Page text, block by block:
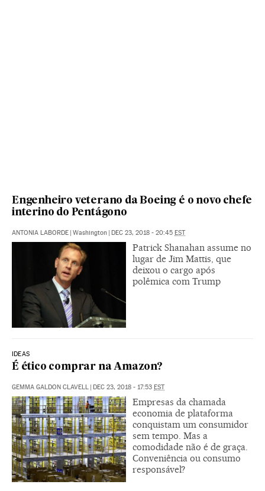
Engenheiro veterano da Boeing é o novo chefe
interino do Pentágono
ANTONIA LABORDE Washington DEC 23, 2018 - 20:45 EST
Patrick Shanahan assume no
lugar de Jim Mattis, que
deixou o cargo após
polêmica com Trump
IDEAS
É ético comprar na Amazon?
GEMMA GALDON CLAVELL DEC 23, 2018 - 17:53 EST
Empresas da chamada
economia de plataforma
conquistam um consumidor
sem tempo. Mas a
comodidade não é de graça.
Conveniência ou consumo
responsável?